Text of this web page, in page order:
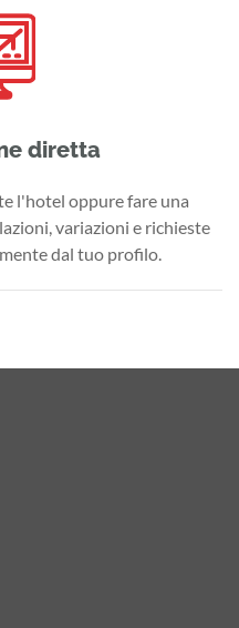
diretta
l'hotel oppure fare una
variazioni e richieste
dal tuo profilo.